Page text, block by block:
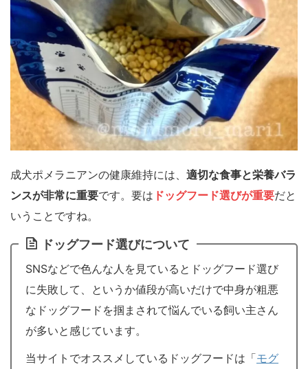
成犬ポメラニアンの健康維持には、 適切な食事と栄養バラ
ンスが非常に重要です。要は ドッグフード選びが重要だと
いうことですね。
ドッグフード選びについて
SNSなどで色んな人を見ているとドッグフード選び
に失敗して、というか値段が高いだけで中身が粗悪
なドッグフードを掴まされて悩んでいる飼い主さん
が多いと感じています。
当サイトでオススメしているドッグフードは「モグ